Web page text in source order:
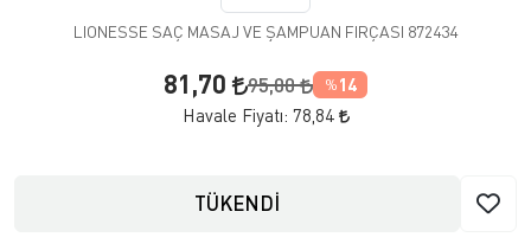
LIONESSE SAÇ MASAJ VE ŞAMPUAN FIRÇASI 872434
81,70 95,00 % 14
Havale Fiyatı: 78,84
TÜKENDİ